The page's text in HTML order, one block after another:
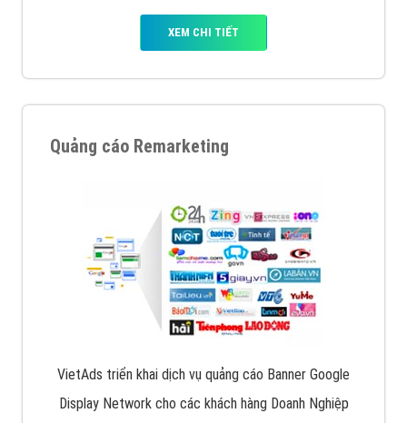
XEM CHI TIẾT
Quảng cáo Remarketing
VietAds triển khai dịch vụ quảng cáo Banner Google
Display Network cho các khách hàng Doanh Nghiệp